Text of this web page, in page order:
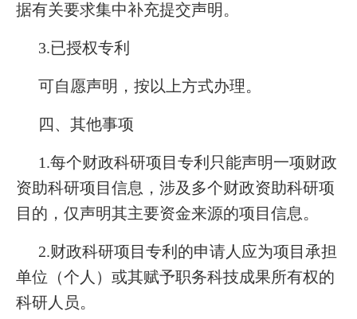
据有关要求集中补充提交声明。
3.已授权专利
可自愿声明，按以上方式办理。
四、其他事项
1.每个财政科研项目专利只能声明一项财政
资助科研项目信息，涉及多个财政资助科研项
目的，仅声明其主要资金来源的项目信息。
2.财政科研项目专利的申请人应为项目承担
单位（个人）或其赋予职务科技成果所有权的
科研人员。